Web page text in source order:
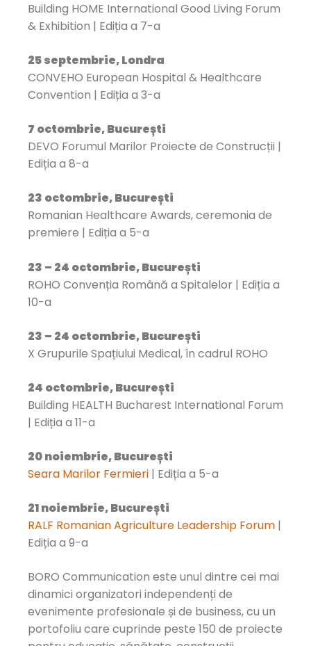
Building HOME International Good Living Forum
& Exhibition | Ediția a 7-a
25 septembrie, Londra
CONVEHO European Hospital & Healthcare
Convention | Ediția a 3-a
7 octombrie, București
DEVO Forumul Marilor Proiecte de Construcții |
Ediția a 8-a
23 octombrie, București
Romanian Healthcare Awards, ceremonia de
premiere | Ediția a 5-a
23 – 24 octombrie, București
ROHO Convenția Română a Spitalelor | Ediția a
10-a
23 – 24 octombrie, București
X Grupurile Spațiului Medical, în cadrul ROHO
24 octombrie, București
Building HEALTH Bucharest International Forum
| Ediția a 11-a
20 noiembrie, București
Seara Marilor Fermieri | Ediția a 5-a
21 noiembrie, București
RALF Romanian Agriculture Leadership Forum |
Ediția a 9-a
BORO Communication este unul dintre cei mai
dinamici organizatori independenți de
evenimente profesionale și de business, cu un
portofoliu care cuprinde peste 150 de proiecte